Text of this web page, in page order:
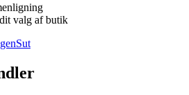
valg af butik
Sut